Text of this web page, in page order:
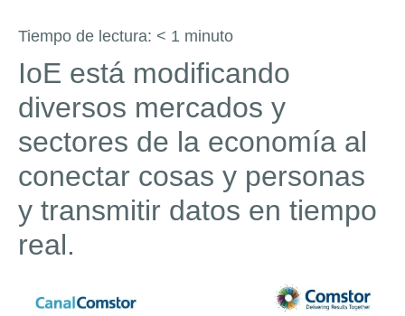
Tiempo de lectura: < 1 minuto
IoE está modificando
diversos mercados y
sectores de la economía al
conectar cosas y personas
y transmitir datos en tiempo
real.